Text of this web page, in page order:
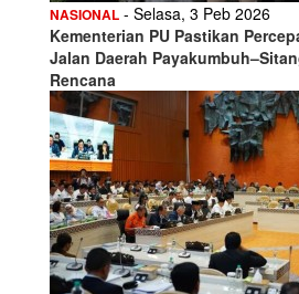
NASIONAL - Selasa, 3 Peb 2026
Kementerian PU Pastikan
Jalan Daerah
Rencana